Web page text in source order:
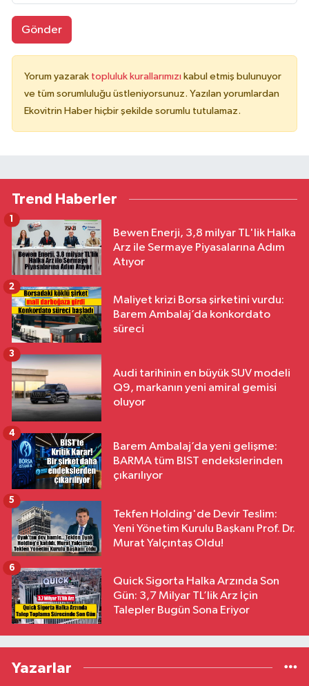
Gönder
Yorum yazarak topluluk kurallarımızı kabul etmiş bulunuyor
ve tüm sorumluluğu üstleniyorsunuz. Yazılan yorumlardan
Ekovitrin Haber hiçbir şekilde sorumlu tutulamaz.
Trend Haberler
Bewen Enerji, 3,8 milyar TL'lik Halka
Arz ile Sermaye Piyasalarına Adım
Atıyor
1
Maliyet krizi Borsa şirketini vurdu:
Barem Ambalaj’da konkordato
süreci
2
Audi tarihinin en büyük SUV modeli
Q9, markanın yeni amiral gemisi
oluyor
3
Barem Ambalaj’da yeni gelişme:
BARMA tüm BIST endekslerinden
çıkarılıyor
4
Tekfen Holding'de Devir Teslim:
Yeni Yönetim Kurulu Başkanı Prof. Dr.
Murat Yalçıntaş Oldu!
5
Quick Sigorta Halka Arzında Son
Gün: 3,7 Milyar TL’lik Arz İçin
Talepler Bugün Sona Eriyor
6
Yazarlar